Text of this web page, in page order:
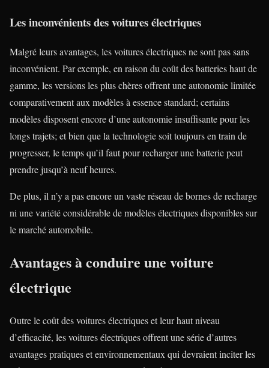
Les inconvénients des voitures électriques
Malgré leurs avantages, les voitures électriques ne sont pas sans
inconvénient. Par exemple, en raison du coût des batteries haut de
gamme, les versions les plus chères offrent une autonomie limitée
comparativement aux modèles à essence standard; certains
modèles disposent encore d’une autonomie insuffisante pour les
longs trajets; et bien que la technologie soit toujours en train de
progresser, le temps qu’il faut pour recharger une batterie peut
prendre jusqu’à neuf heures.
De plus, il n’y a pas encore un vaste réseau de bornes de recharge
ni une variété considérable de modèles électriques disponibles sur
le marché automobile.
Avantages à conduire une voiture
électrique
Outre le coût des voitures électriques et leur haut niveau
d’efficacité, les voitures électriques offrent une série d’autres
avantages pratiques et environnementaux qui devraient inciter les